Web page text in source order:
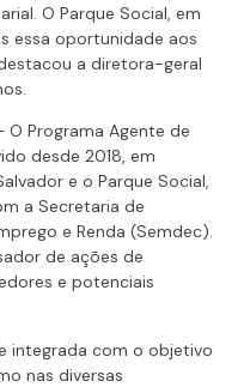
O Parque Social, em
essa oportunidade aos
a diretora-geral
Programa Agente de
desde 2018, em
e o Parque Social,
a Secretaria de
e Renda (Semdec).
de ações de
e potenciais
integrada com o objetivo
nas diversas